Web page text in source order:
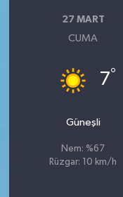
27 MART
CUMA
7°
Güneşli
Nem: %67
Rüzgar: 10 km/h